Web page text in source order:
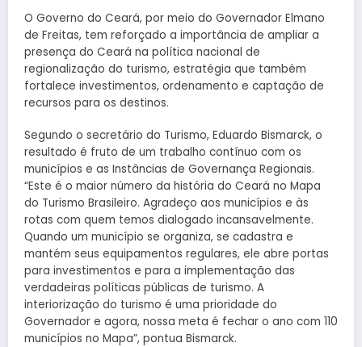
O Governo do Ceará, por meio do Governador Elmano
de Freitas, tem reforçado a importância de ampliar a
presença do Ceará na política nacional de
regionalização do turismo, estratégia que também
fortalece investimentos, ordenamento e captação de
recursos para os destinos.
Segundo o secretário do Turismo, Eduardo Bismarck, o
resultado é fruto de um trabalho contínuo com os
municípios e as Instâncias de Governança Regionais.
“Este é o maior número da história do Ceará no Mapa
do Turismo Brasileiro. Agradeço aos municípios e às
rotas com quem temos dialogado incansavelmente.
Quando um município se organiza, se cadastra e
mantém seus equipamentos regulares, ele abre portas
para investimentos e para a implementação das
verdadeiras políticas públicas de turismo. A
interiorização do turismo é uma prioridade do
Governador e agora, nossa meta é fechar o ano com 110
municípios no Mapa”, pontua Bismarck.